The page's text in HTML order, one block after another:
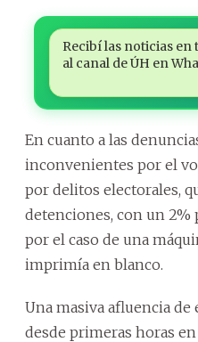
Recibí las noticias en
al canal de ÚH en
En cuanto a las
inconvenientes por el
por delitos electorales,
detenciones, con un 2%
por el caso de una
imprimía en blanco.
Una masiva afluencia
desde primeras horas